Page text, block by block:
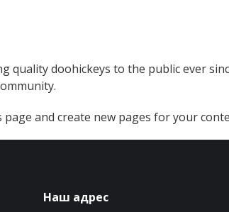
doohickeys to the public ever
and create new pages for your
Наш адрес